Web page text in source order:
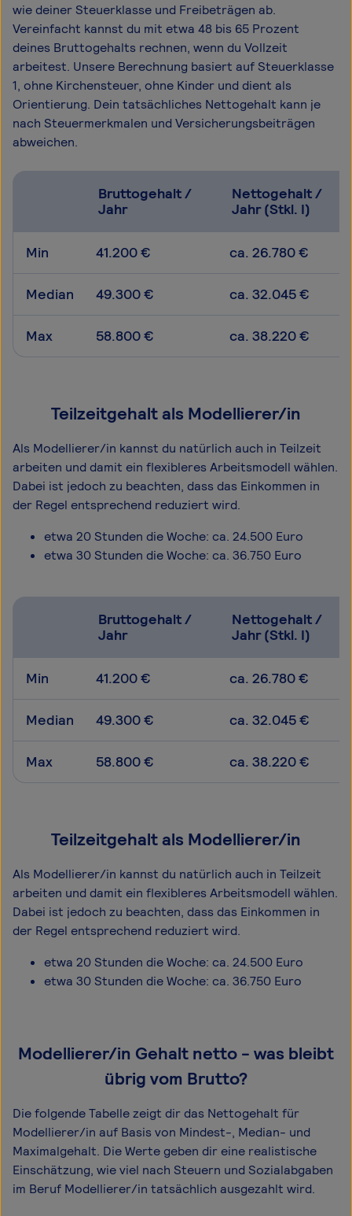
wie deiner Steuerklasse und Freibeträgen ab.
Vereinfacht kannst du mit etwa 48 bis 65 Prozent
deines Bruttogehalts rechnen, wenn du Vollzeit
arbeitest. Unsere Berechnung basiert auf Steuerklasse
1, ohne Kirchensteuer, ohne Kinder und dient als
Orientierung. Dein tatsächliches Nettogehalt kann je
nach Steuermerkmalen und Versicherungsbeiträgen
abweichen.
Bruttogehalt /
Jahr
Nettogehalt /
Jahr (Stkl. I)
Min 41.200 € ca. 26.780 €
Median 49.300 € ca. 32.045 €
Max 58.800 € ca. 38.220 €
Teilzeitgehalt als Modellierer/in
Als Modellierer/in kannst du natürlich auch in Teilzeit
arbeiten und damit ein flexibleres Arbeitsmodell wählen.
Dabei ist jedoch zu beachten, dass das Einkommen in
der Regel entsprechend reduziert wird.
etwa 20 Stunden die Woche: ca. 24.500 Euro
etwa 30 Stunden die Woche: ca. 36.750 Euro
Bruttogehalt /
Jahr
Nettogehalt /
Jahr (Stkl. I)
Min 41.200 € ca. 26.780 €
Median 49.300 € ca. 32.045 €
Max 58.800 € ca. 38.220 €
Teilzeitgehalt als Modellierer/in
Als Modellierer/in kannst du natürlich auch in Teilzeit
arbeiten und damit ein flexibleres Arbeitsmodell wählen.
Dabei ist jedoch zu beachten, dass das Einkommen in
der Regel entsprechend reduziert wird.
etwa 20 Stunden die Woche: ca. 24.500 Euro
etwa 30 Stunden die Woche: ca. 36.750 Euro
Modellierer/in Gehalt netto - was bleibt
übrig vom Brutto?
Die folgende Tabelle zeigt dir das Netto­gehalt für
Modellierer/in auf Basis von Mindest-, Median- und
Maximal­gehalt. Die Werte geben dir eine realistische
Einschätzung, wie viel nach Steuern und Sozialabgaben
im Beruf Modellierer/in tatsächlich ausgezahlt wird.